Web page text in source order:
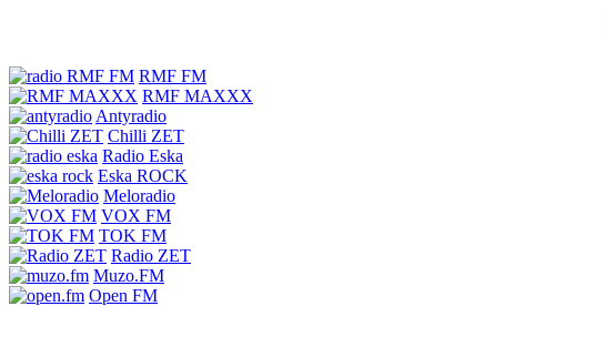
RMF FM
RMF MAXXX
Antyradio
Chilli ZET
Radio Eska
Eska ROCK
Meloradio
VOX FM
TOK FM
Radio ZET
Muzo.FM
Open FM